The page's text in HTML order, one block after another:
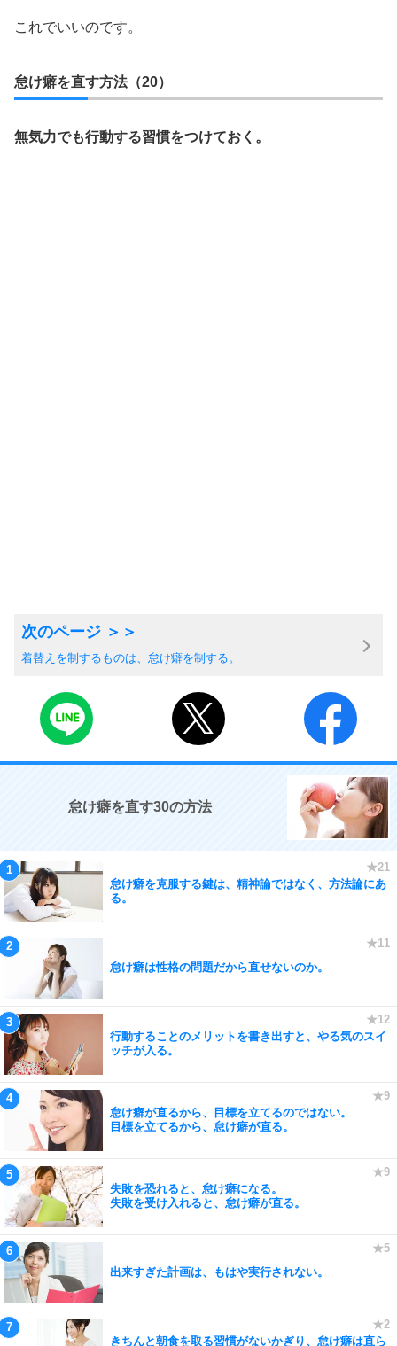
これでいいのです。
怠け癖を直す方法（20）
無気力でも行動する習慣をつけておく。
着替えを制するものは、怠け癖を制する。
怠け癖を直す30の方法
怠け癖を克服する鍵は、精神論ではなく、方法論にあ
る。
怠け癖は性格の問題だから直せないのか。
行動することのメリットを書き出すと、やる気のスイ
ッチが入る。
怠け癖が直るから、目標を立てるのではない。
目標を立てるから、怠け癖が直る。
失敗を恐れると、怠け癖になる。
失敗を受け入れると、怠け癖が直る。
出来すぎた計画は、もはや実行されない。
きちんと朝食を取る習慣がないかぎり、怠け癖は直ら